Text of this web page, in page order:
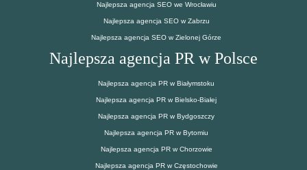
Najlepsza agencja SEO we Wrocławiu
Najlepsza agencja SEO w Zabrzu
Najlepsza agencja SEO w Zielonej Górze
Najlepsza agencja PR w Polsce
Najlepsza agencja PR w Białymstoku
Najlepsza agencja PR w Bielsko-Białej
Najlepsza agencja PR w Bydgoszczy
Najlepsza agencja PR w Bytomiu
Najlepsza agencja PR w Chorzowie
Najlepsza agencja PR w Częstochowie